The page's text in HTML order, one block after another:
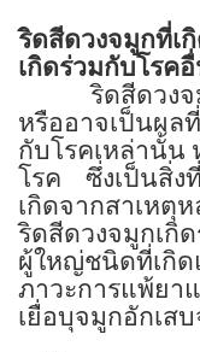
ริดสีดวงจมูกที่เ
เกิดร่วมกับโรค
ริดสีดวง
หรืออาจเป็นผล
กับโรคเหล่านั้น
โรค
ซึ่งเป็นสิ่ง
เกิดจากสาเหตุ
ริดสีดวงจมูกเกิ
ผู้ใหญ่ชนิดที่เกิด
ภาวะการแพ้ยา
เยื่อบุจมูกอักเส